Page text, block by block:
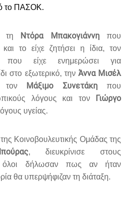
το ΠΑΣΟΚ.
τη Ντόρα Μπακογιάννηπου
το είχε ζητήσει η ίδια, τον
που είχε ενημερώσει για
στο εξωτερικό, την Άννα Μισέλ
τον Μάξιμο Συνετάκηπου
λόγους και τον
Γιώργο
υγείας.
Κοινοβουλευτικής Ομάδας της
, διευκρίνισε στους
όλοι δήλωσαν πως αν ήταν
θα υπερψήφιζαν τη διάταξη.